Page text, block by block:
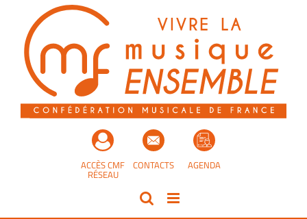
contenu
AGENDA
CONTACTS
ACCÈS CMF
RÉSEAU